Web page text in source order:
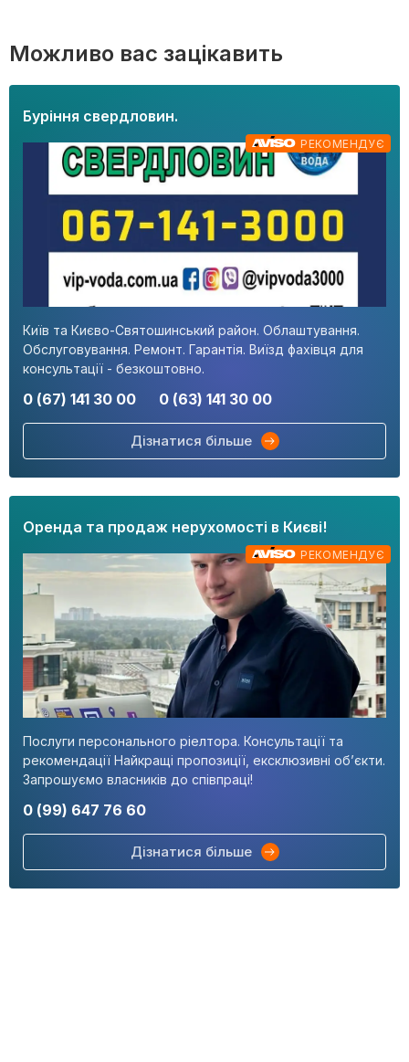
Можливо вас зацікавить
Київ та Києво-Святошинський район. Облаштування.
Обслуговування. Ремонт. Гарантія. Виїзд фахівця для
консультації - безкоштовно.
0 (67) 141 30 00 0 (63) 141 30 00
Дізнатися більше
Буріння свердловин.
РЕКОМЕНДУЄ
Послуги персонального ріелтора. Консультації та
рекомендації Найкращі пропозиції, ексклюзивні об’єкти.
Запрошуємо власників до співпраці!
0 (99) 647 76 60
Дізнатися більше
Оренда та продаж нерухомості в Києві!
РЕКОМЕНДУЄ